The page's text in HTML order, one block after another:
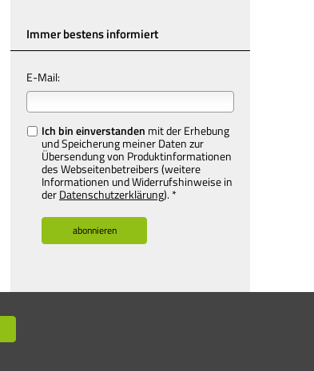
Immer bestens informiert
E-Mail:
Ich bin einverstanden mit der Erhebung
und Speicherung meiner Daten zur
Übersendung von Produktinformationen
des Webseitenbetreibers (weitere
Informationen und Widerrufshinweise in
derDatenschutzerklärung). *